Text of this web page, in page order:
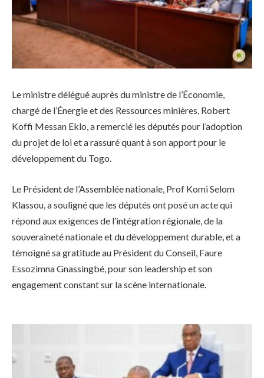
Le ministre délégué auprès du ministre de l’Économie,
chargé de l’Énergie et des Ressources minières, Robert
Koffi Messan Eklo, a remercié les députés pour l’adoption
du projet de loi et a rassuré quant à son apport pour le
développement du Togo.
Le Président de l’Assemblée nationale, Prof Komi Selom
Klassou, a souligné que les députés ont posé un acte qui
répond aux exigences de l’intégration régionale, de la
souveraineté nationale et du développement durable, et a
témoigné sa gratitude au Président du Conseil, Faure
Essozimna Gnassingbé, pour son leadership et son
engagement constant sur la scène internationale.